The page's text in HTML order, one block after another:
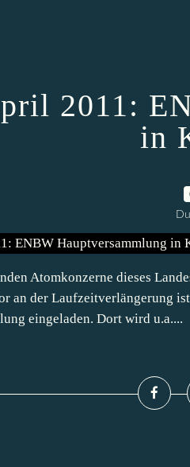
2011:
in
Atomkonzerne dieses
an der Laufzeitverlängerung
eingeladen. Dort wird u.a....